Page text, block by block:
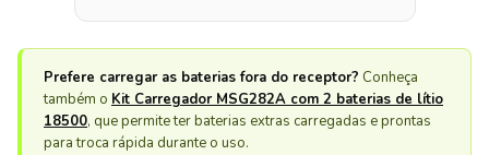
Prefere carregar as baterias fora do receptor? Conheça
também o Kit Carregador MSG282A com 2 baterias de lítio
18500, que permite ter baterias extras carregadas e prontas
para troca rápida durante o uso.